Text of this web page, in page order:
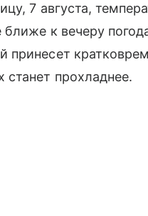
7 августа,
к вечеру
принесет
станет прохладнее.